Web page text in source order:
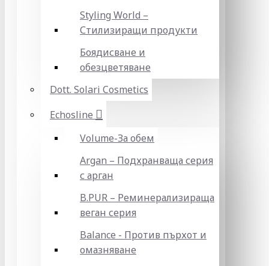
Styling World –
Стилизиращи продукти
Боядисване и
обезцветяване
Dott. Solari Cosmetics
Echosline
Volume-За обем
Argan – Подхранваща серия
с арган
B.PUR – Реминерализираща
веган серия
Balance - Против пърхот и
омазняване